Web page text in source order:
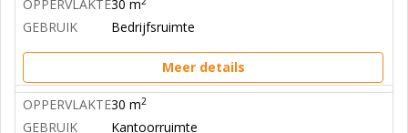
OPPERVLAKTE30 m
GEBRUIK Bedrijfsruimte
Meer details
OPPERVLAKTE30 m2
GEBRUIK Kantoorruimte